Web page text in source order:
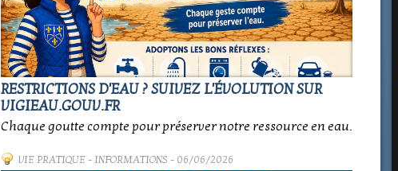
RESTRICTIONS D'EAU ? SUIVEZ L'ÉVOLUTION SUR
VIGIEAU.GOUV.FR
Chaque goutte compte pour préserver notre ressource en eau.
VIE PRATIQUE- INFORMATIONS - 06/06/2026